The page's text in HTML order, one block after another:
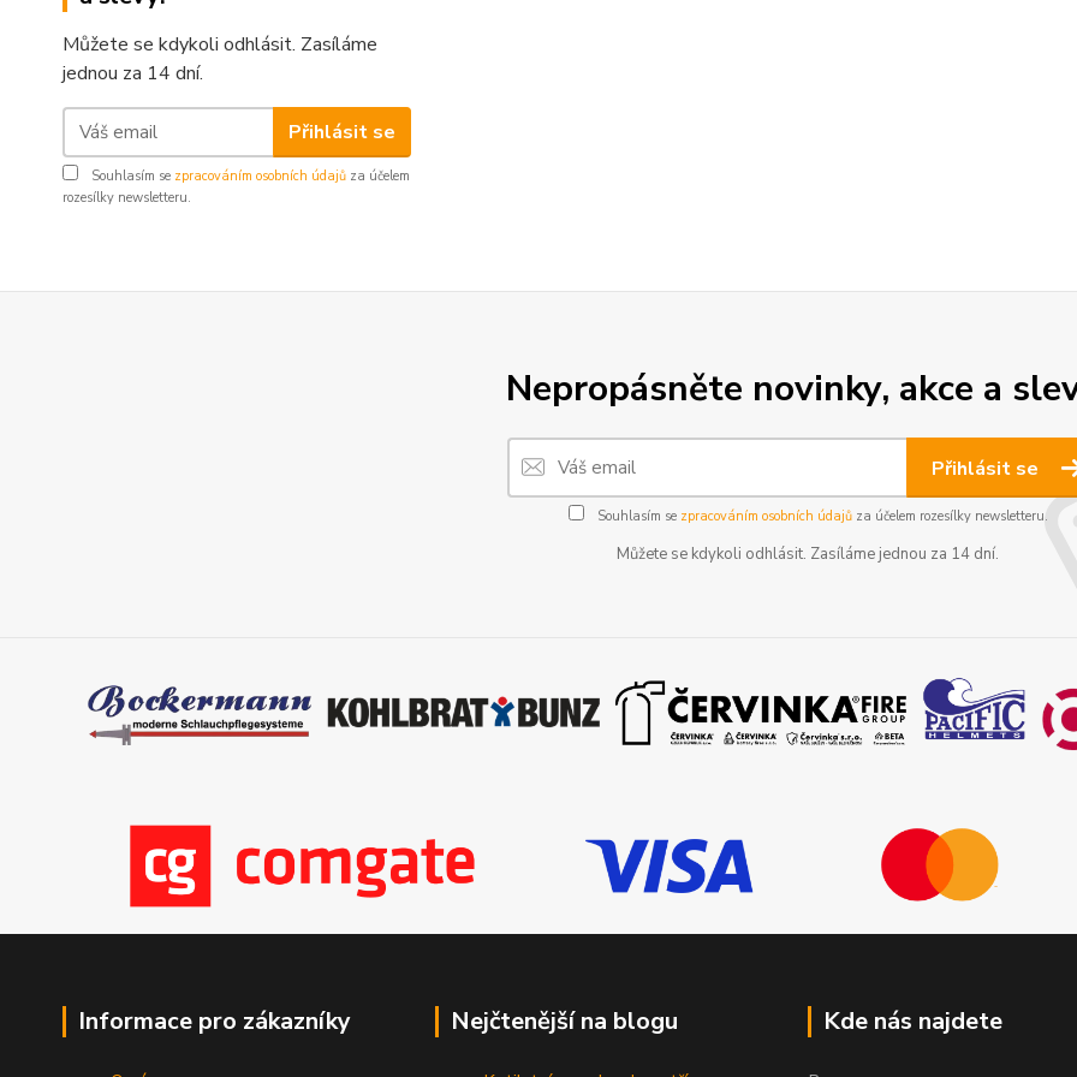
Můžete se kdykoli odhlásit. Zasíláme
jednou za 14 dní.
Přihlásit se
Souhlasím se zpracováním osobních údajů za účelem
rozesílky newsletteru.
Nepropásněte novinky, akce a
Přihlásit se
Souhlasím se zpracováním osobních údajůza účelem rozesílky newsletteru.
Můžete se kdykoli odhlásit. Zasíláme jednou za 14 dní.
Informace pro zákazníky Nejčtenější na blogu Kde nás najdete